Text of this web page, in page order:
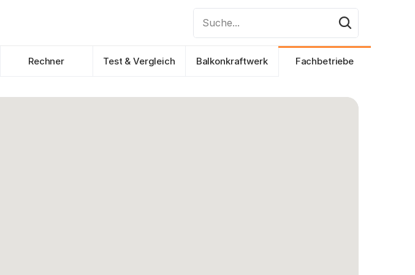
Suche...
Rechner Test & Vergleich Balkonkraftwerk Fachbetriebe